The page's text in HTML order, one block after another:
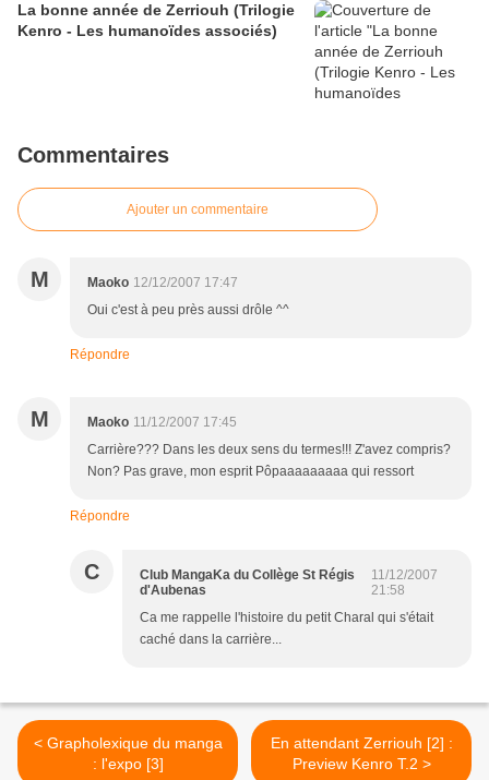
La bonne année de Zerriouh (Trilogie
Kenro - Les humanoïdes associés)
Commentaires
Ajouter un commentaire
M Maoko 12/12/2007 17:47
Oui c'est à peu près aussi drôle ^^
Répondre
M Maoko 11/12/2007 17:45
Carrière??? Dans les deux sens du termes!!! Z'avez compris?
Non? Pas grave, mon esprit Pôpaaaaaaaaa qui ressort
Répondre
C
Club MangaKa du Collège St Régis
d'Aubenas
11/12/2007
21:58
Ca me rappelle l'histoire du petit Charal qui s'était
caché dans la carrière...
< Grapholexique du manga
: l'expo [3]
En attendant Zerriouh [2] :
Preview Kenro T.2 >